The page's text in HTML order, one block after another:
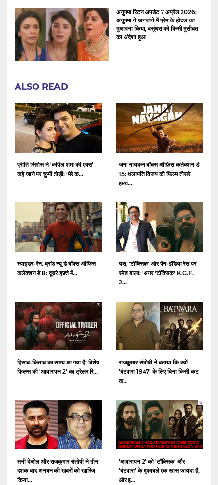
अनुपमा रिटन अपडेट 7 अप्रैल 2026:
अनुपमा ने अनजाने में प्रेम के होटल का
मुआयना किया, वसुंधरा को किसी मुसीबत
का अंदेशा हुआ
ALSO READ
प्रीति सिमोस ने 'कपिल शर्मा की एक्स'
कहे जाने पर चुप्पी तोड़ी: 'मेरे क...
जना नायकन बॉक्स ऑफ़िस कलेक्शन डे
15: थलापति विजय की फ़िल्म तीसरे
हफ़्त...
स्पाइडर-मैन: ब्रांड न्यू डे बॉक्स ऑफिस
कलेक्शन डे 8: दूसरे हफ़्ते में...
यश, 'टॉक्सिक' और पैन-इंडिया रेस पर
रमेश बाला: 'अगर 'टॉक्सिक' K.G.F.
2...
हिसाब-किताब का समय आ गया है: विशेष
फिल्म्स की 'आवारापन 2' का ट्रेलर रि...
राजकुमार संतोषी ने बताया कि क्यों
'बंटवारा 1947' के लिए बिना किसी कट
क...
सनी देओल और राजकुमार संतोषी ने तीन
दशक बाद अनबन की खबरों को खारिज
किया...
'आवारापन 2' को 'टॉक्सिक' और
'बंटवारा' के मुकाबले एक खास फायदा है,
और इ...